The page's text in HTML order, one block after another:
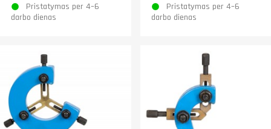
Pristatymas per 4–6
darbo dienas
Pristatymas per 4–6
darbo dienas